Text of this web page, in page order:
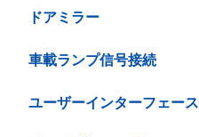
ドアミラー
車載ランプ信号接続
ユーザーインターフェース